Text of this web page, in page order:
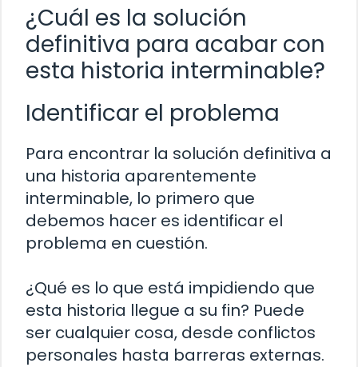
¿Cuál es la solución
definitiva para acabar con
esta historia interminable?
Identificar el problema
Para encontrar la solución definitiva a
una historia aparentemente
interminable, lo primero que
debemos hacer es identificar el
problema en cuestión.
¿Qué es lo que está impidiendo que
esta historia llegue a su fin? Puede
ser cualquier cosa, desde conflictos
personales hasta barreras externas.